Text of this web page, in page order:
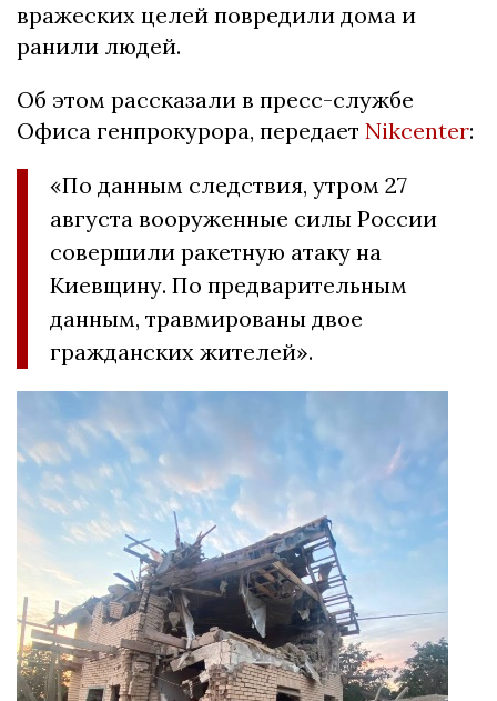
вражеских целей повредили дома и
ранили людей.
Об этом рассказали в пресс-службе
Офиса генпрокурора, передает Nikcenter:
«По данным следствия, утром 27
августа вооруженные силы России
совершили ракетную атаку на
Киевщину. По предварительным
данным, травмированы двое
гражданских жителей».